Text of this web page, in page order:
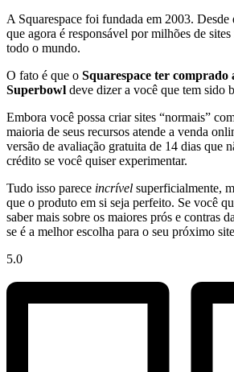
A Squarespace foi fundada em 2003. Desde
que agora é responsável por milhões de
todo o mundo.
O fato é que o Squarespace ter comprado
Superbowl deve dizer a você que tem sido
Embora você possa criar sites “normais”
maioria de seus recursos atende a venda
versão de avaliação gratuita de 14 dias que
crédito se você quiser experimentar.
Tudo isso parece incrível superficialmente,
que o produto em si seja perfeito. Se você
saber mais sobre os maiores prós e contras
se é a melhor escolha para o seu próximo
5.0